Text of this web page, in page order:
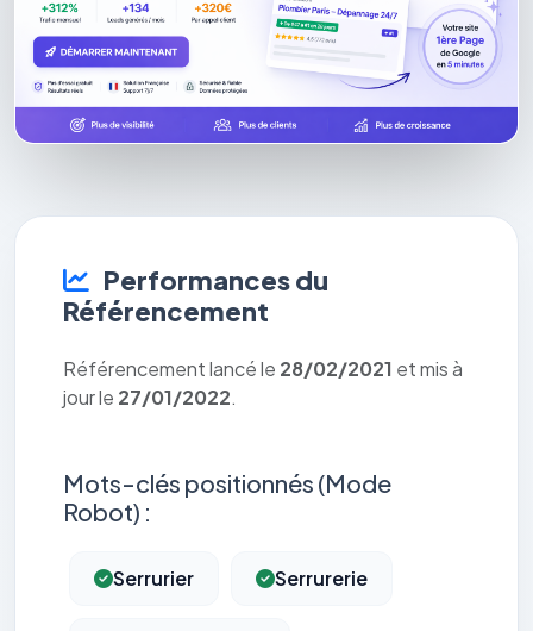
Performances du
Référencement
Référencement lancé le 28/02/2021 et mis à
jour le 27/01/2022.
Mots-clés positionnés (Mode
Robot) :
Serrurier Serrurerie